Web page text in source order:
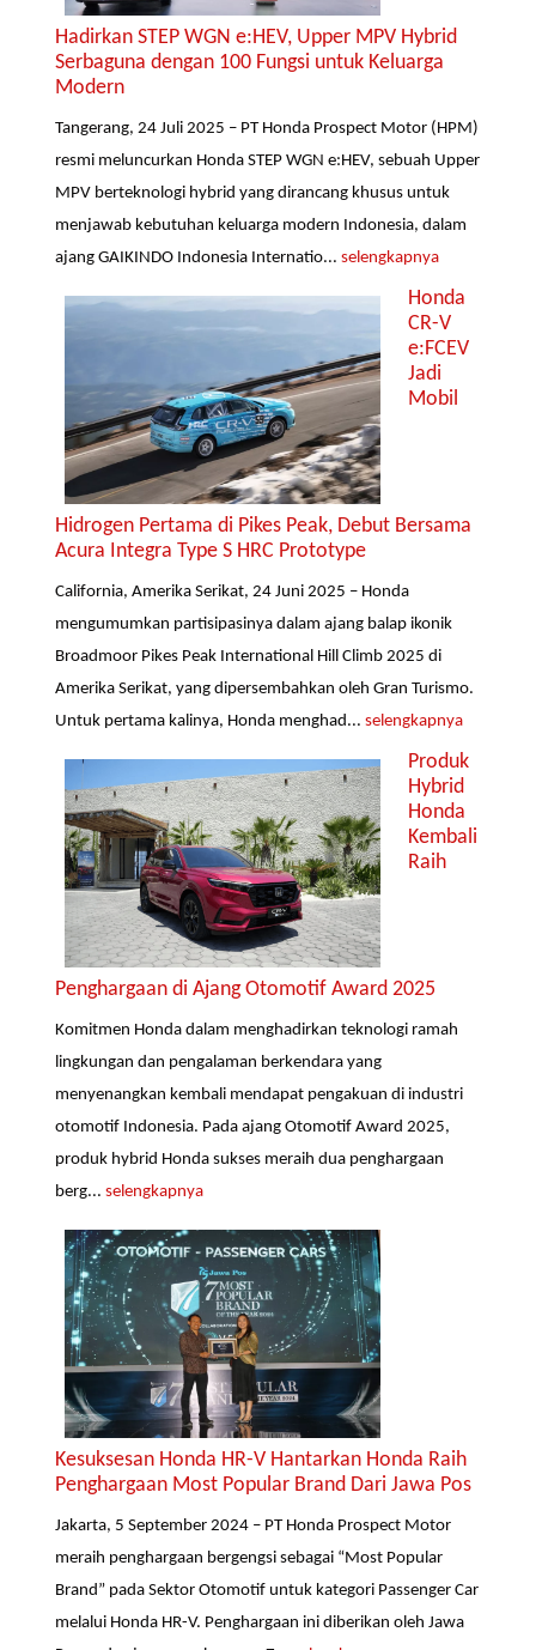
Hadirkan STEP WGN e:HEV, Upper MPV Hybrid
Serbaguna dengan 100 Fungsi untuk Keluarga
Modern
Tangerang, 24 Juli 2025 – PT Honda Prospect Motor (HPM)
resmi meluncurkan Honda STEP WGN e:HEV, sebuah Upper
MPV berteknologi hybrid yang dirancang khusus untuk
menjawab kebutuhan keluarga modern Indonesia, dalam
ajang GAIKINDO Indonesia Internatio...selengkapnya
Honda
CR-V
e:FCEV
Jadi
Mobil
Hidrogen Pertama di Pikes Peak, Debut Bersama
Acura Integra Type S HRC Prototype
California, Amerika Serikat, 24 Juni 2025 – Honda
mengumumkan partisipasinya dalam ajang balap ikonik
Broadmoor Pikes Peak International Hill Climb 2025 di
Amerika Serikat, yang dipersembahkan oleh Gran Turismo.
Untuk pertama kalinya, Honda menghad...selengkapnya
Produk
Hybrid
Honda
Kembali
Raih
Penghargaan di Ajang Otomotif Award 2025
Komitmen Honda dalam menghadirkan teknologi ramah
lingkungan dan pengalaman berkendara yang
menyenangkan kembali mendapat pengakuan di industri
otomotif Indonesia. Pada ajang Otomotif Award 2025,
produk hybrid Honda sukses meraih dua penghargaan
berg...selengkapnya
Kesuksesan Honda HR-V Hantarkan Honda Raih
Penghargaan Most Popular Brand Dari Jawa Pos
Jakarta, 5 September 2024 – PT Honda Prospect Motor
meraih penghargaan bergengsi sebagai “Most Popular
Brand” pada Sektor Otomotif untuk kategori Passenger Car
melalui Honda HR-V. Penghargaan ini diberikan oleh Jawa